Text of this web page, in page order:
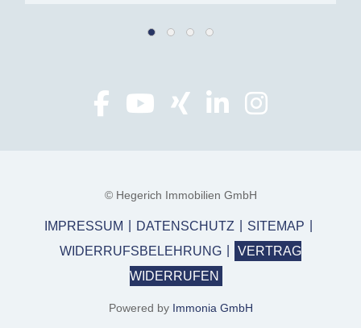
© Hegerich Immobilien GmbH
IMPRESSUM DATENSCHUTZ
SITEMAP
WIDERRUFSBELEHRUNG
VERTRAG
WIDERRUFEN
Powered by Immonia GmbH